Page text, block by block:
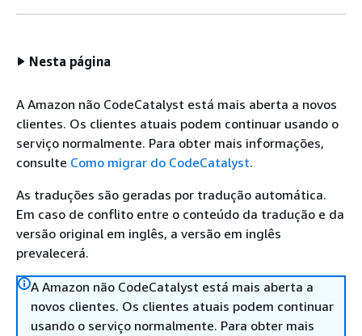
Nesta página
A Amazon não CodeCatalyst está mais aberta a novos
clientes. Os clientes atuais podem continuar usando o
serviço normalmente. Para obter mais informações,
consulte Como migrar do CodeCatalyst.
As traduções são geradas por tradução automática.
Em caso de conflito entre o conteúdo da tradução e da
versão original em inglês, a versão em inglês
prevalecerá.
A Amazon não CodeCatalyst está mais aberta a
novos clientes. Os clientes atuais podem continuar
usando o serviço normalmente. Para obter mais